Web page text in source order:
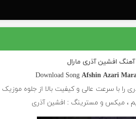
آهنگ افشین آذری مارال
Download Song Afshin Azari
را با سرعت عالی و کیفیت بالا از جلوه موزیک
، میکس و مسترینگ : افشین آذری